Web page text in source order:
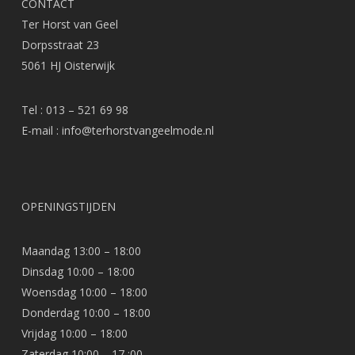
CONTACT
Ter Horst van Geel
Dorpsstraat 23
5061 HJ Oisterwijk
Tel : 013 – 521 69 98
E-mail : info@terhorstvangeelmode.nl
OPENINGSTIJDEN
Maandag 13:00 – 18:00
Dinsdag 10:00 – 18:00
Woensdag 10:00 – 18:00
Donderdag 10:00 – 18:00
Vrijdag 10:00 – 18:00